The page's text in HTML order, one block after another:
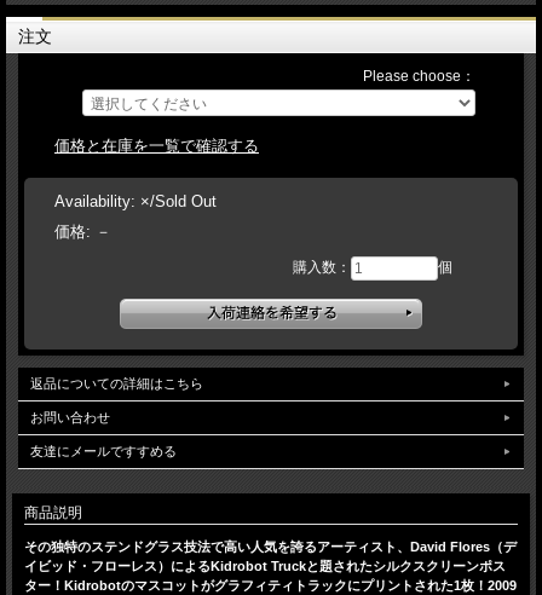
注文
Please choose：
価格と在庫を一覧で確認する
Availability: ×/Sold Out
価格: －
購入数： 個
返品についての詳細はこちら
お問い合わせ
友達にメールですすめる
商品説明
その独特のステンドグラス技法で高い人気を誇るアーティスト、David Flores（デ
イビッド・フローレス）によるKidrobot Truckと題されたシルクスクリーンポス
ター！Kidrobotのマスコットがグラフィティトラックにプリントされた1枚！2009